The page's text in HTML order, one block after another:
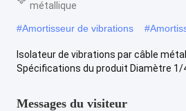
métallique
#Amortisseur de vibrations #
Isolateur de vibrations par câble
Spécifications du produit Diamètre 1/
Messages du visiteur